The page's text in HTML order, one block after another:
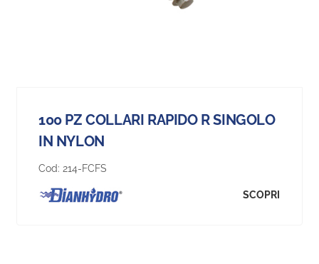
100 PZ COLLARI RAPIDO R SINGOLO
IN NYLON
Cod: 214-FCFS
SCOPRI